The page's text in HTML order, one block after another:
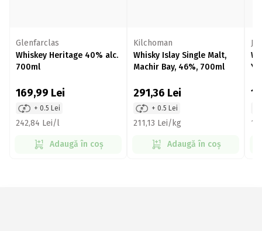
Glenfarclas
Whiskey Heritage 40% alc.
700ml
169,99 Lei
+ 0.5 Lei
242,84 Lei/l
Adaugă în coș
Kilchoman
Whisky Islay Single Malt,
Machir Bay, 46%, 700ml
291,36 Lei
+ 0.5 Lei
211,13 Lei/kg
Adaugă în coș